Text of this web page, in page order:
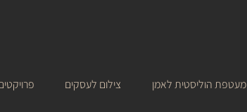
מעטפת הוליסטית לאמן צילום לעסקים